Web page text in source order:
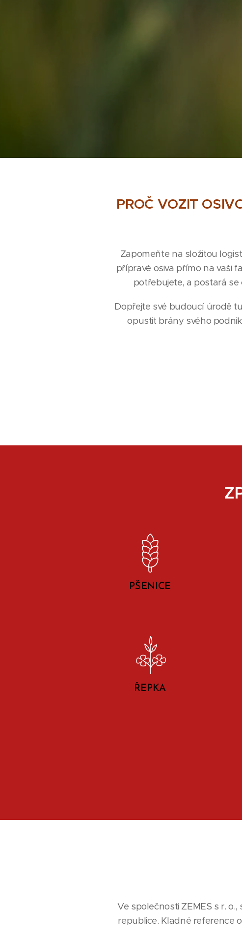
PROČ VOZIT
Zapomeňte na složitou
přípravě osiva přímo na vaši
potřebujete, a postará
Dopřejte své budoucí úrodě
opustit brány svého
PŠENICE
ŘEPKA
Ve společnosti ZEMES s r. o.,
republice. Kladné reference